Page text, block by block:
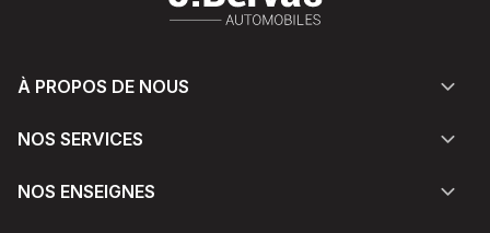
À PROPOS DE NOUS
NOS SERVICES
NOS ENSEIGNES